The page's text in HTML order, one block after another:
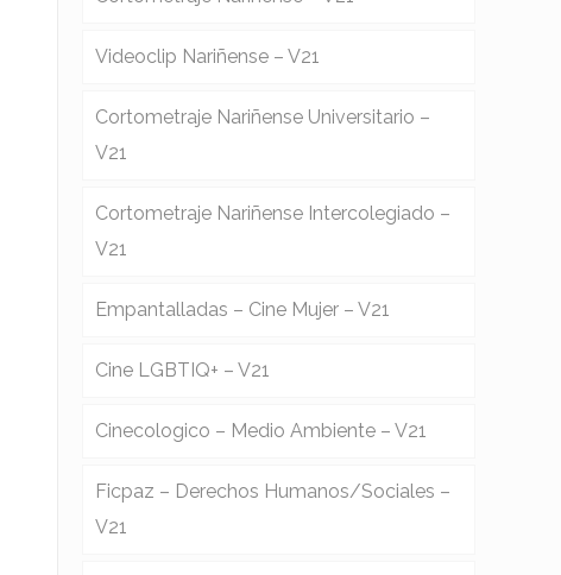
Videoclip Nariñense – V21
Cortometraje Nariñense Universitario –
V21
Cortometraje Nariñense Intercolegiado –
V21
Empantalladas – Cine Mujer – V21
Cine LGBTIQ+ – V21
Cinecologico – Medio Ambiente – V21
Ficpaz – Derechos Humanos/Sociales –
V21